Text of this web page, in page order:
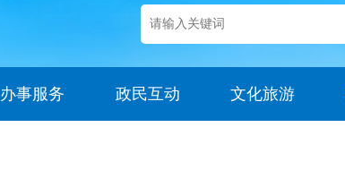
办事服务 政民互动 文化旅游